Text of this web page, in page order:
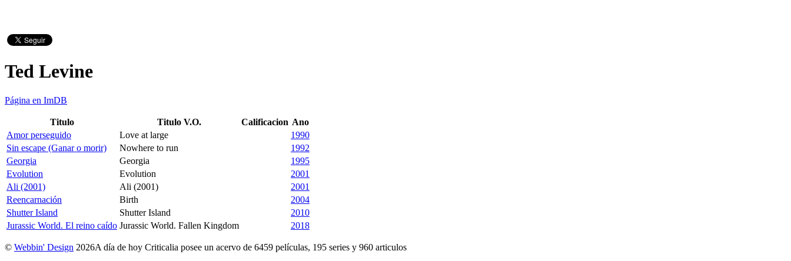
Ted Levine
Página en ImDB
Titulo Titulo V.O. Calificacion Ano
Amor perseguido
Love at large
1990
Sin escape (Ganar o morir)
Nowhere to run
1992
Georgia
Georgia
1995
Evolution
Evolution
2001
Ali (2001)
Ali (2001)
2001
Reencarnación
Birth
2004
Shutter Island
Shutter Island
2010
Jurassic World. El reino caído Jurassic World. Fallen Kingdom 2018
© Webbin' Design 2026A día de hoy Criticalia posee un acervo de 6459 películas, 195 series y 960 articulos